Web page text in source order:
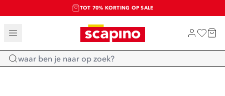
TOT 70% KORTING OP SALE
SALE: LAATSTE KANS!
SHOP NIEUW
Home